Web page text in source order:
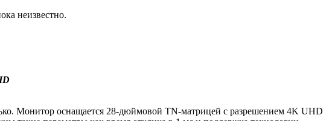
неизвестно.
Монитор оснащается 28-дюймовой TN-матрицей с разрешением 4K UHD